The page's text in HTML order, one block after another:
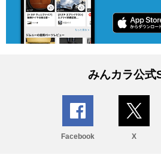
みんカラ公式
Facebook X